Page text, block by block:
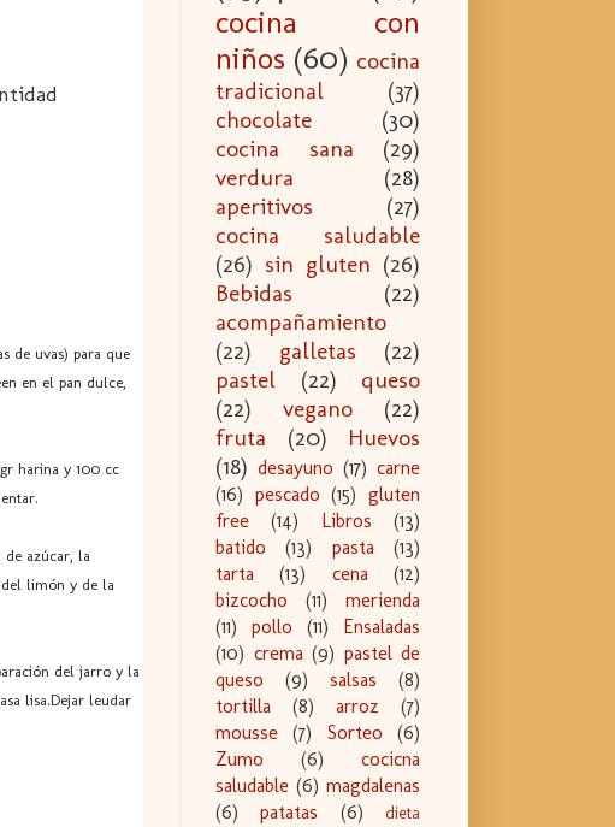
de uvas) para que
en el pan dulce,
harina y 100 cc
azúcar, la
limón y de la
del jarro y la
lisa.Dejar leudar
cocina con
niños (60) cocina
tradicional
(37)
chocolate
(30)
cocina sana
(29)
verdura
(28)
aperitivos
(27)
cocina saludable
(26) sin gluten (26)
Bebidas
(22)
acompañamiento
(22)
galletas
(22)
pastel
(22)
queso
(22)
vegano
(22)
fruta
(20)
Huevos
(18) desayuno (17) carne
(16) pescado (15) gluten
free
(14) Libros
(13)
batido
(13) pasta
(13)
tarta
(13) cena
(12)
bizcocho
(11)
merienda
(11)
pollo (11)
Ensaladas
(10) crema (9) pastel de
queso
(9) salsas
(8)
tortilla
(8) arroz
(7)
mousse
(7) Sorteo
(6)
Zumo
(6)
cocicna
saludable (6) magdalenas
(6)
patatas (6)
dieta